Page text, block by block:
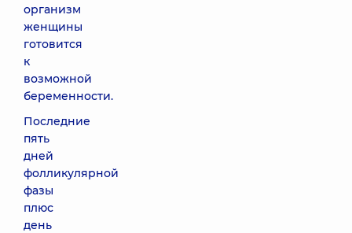
организм
женщины
готовится
к
возможной
беременности.
Последние
пять
дней
фолликулярной
фазы
плюс
день